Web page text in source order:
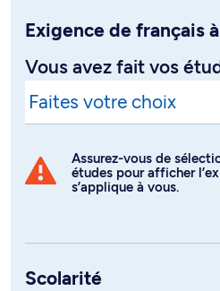
Exigence de français
Vous avez fait vos
Assurez-vous de
études pour afficher
s’applique à vous.
Scolarité